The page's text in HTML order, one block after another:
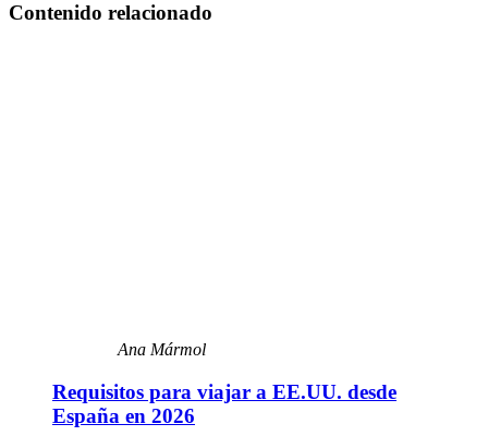
Contenido relacionado
Ana Mármol
Requisitos para viajar a EE.UU. desde
España en 2026